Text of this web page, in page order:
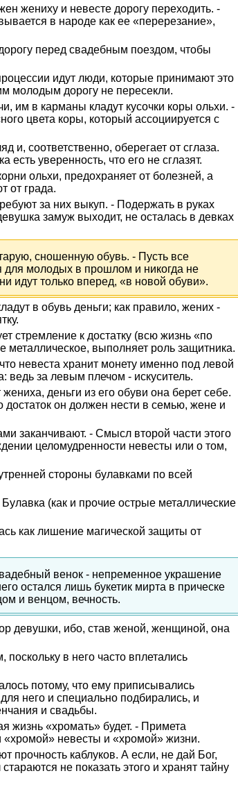
жениху и невесте дорогу переходить. -
в народе как ее «перерезание»,
перед свадебным поездом, чтобы
идут люди, которые принимают это
молодым дорогу не пересекли.
им в карманы кладут кусочки коры ольхи. -
цвета коры, который ассоциируется с
и, соответственно, оберегает от сглаза.
уверенность, что его не сглазят.
ольхи, предохраняет от болезней, а
от града.
за них выкуп. - Подержать в руках
замуж выходит, не осталась в девках
сношенную обувь. - Пусть все
для молодых в прошлом и никогда не
идут только вперед, «в новой обуви».
в обувь деньги; как правило, жених -
стремление к достатку (всю жизнь «по
металлическое, выполняет роль защитника.
невеста хранит монету именно под левой
ведь за левым плечом - искуситель.
деньги из его обуви она берет себе.
он должен нести в семью, жене и
заканчивают. - Смысл второй части этого
целомудренности невесты или о том,
стороны булавками по всей
(как и прочие острые металлические
как лишение магической защиты от
венок - непременное украшение
остался лишь букетик мирта в прическе
и венцом, вечность.
девушки, ибо, став женой, женщиной, она
в него часто вплетались
потому, что ему приписывались
него и специально подбирались, и
и свадьбы.
жизнь «хромать» будет. - Примета
«хромой» невесты и «хромой» жизни.
прочность каблуков. А если, не дай Бог,
не показать этого и хранят тайну